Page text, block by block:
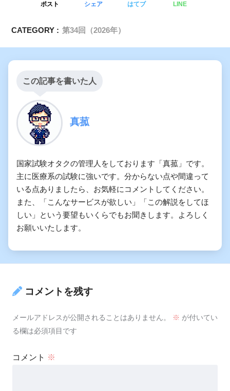
ポスト シェア はてブ LINE
CATEGORY : 第34回（2026年）
この記事を書いた人
真菰
国家試験オタクの管理人をしております「真菰」です。
主に医療系の試験に強いです。分からない点や間違って
いる点ありましたら、お気軽にコメントしてください。
また、「こんなサービスが欲しい」「この解説をしてほ
しい」という要望もいくらでもお聞きします。よろしく
お願いいたします。
コメントを残す
メールアドレスが公開されることはありません。 ※ が付いてい
る欄は必須項目です
コメント ※